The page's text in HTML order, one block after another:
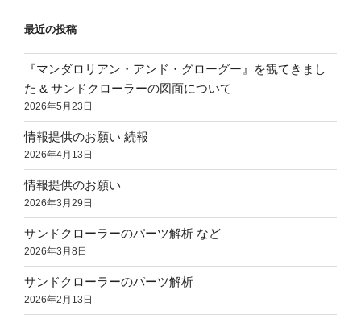
最近の投稿
『マンダロリアン・アンド・グローグー』を観てきまし
た & サンドクローラーの図面について
2026年5月23日
情報提供のお願い 続報
2026年4月13日
情報提供のお願い
2026年3月29日
サンドクローラーのパーツ解析 など
2026年3月8日
サンドクローラーのパーツ解析
2026年2月13日